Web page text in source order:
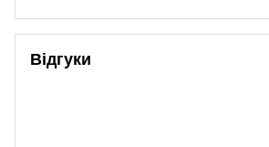
Відгуки